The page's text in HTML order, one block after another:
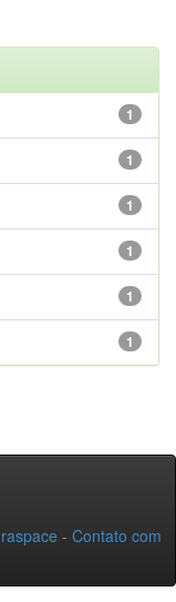
1
1
1
1
1
1
- Contato com